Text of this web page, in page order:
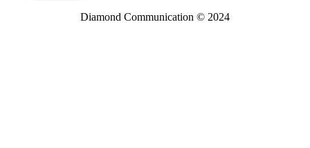
Diamond Communication © 2024